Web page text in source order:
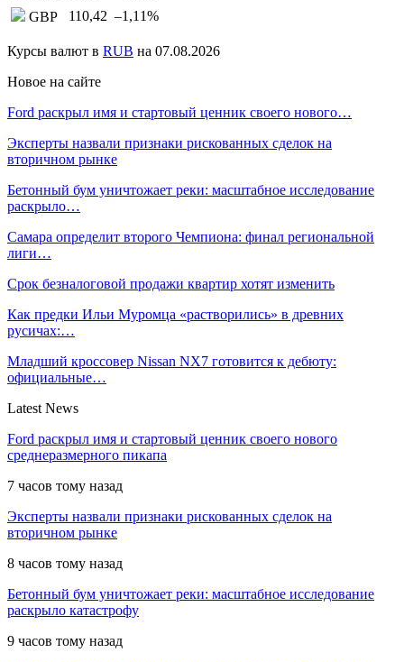
GBP
110,42 –1,11%
Курсы валют в RUB на 07.08.2026
Новое на сайте
Ford раскрыл имя и стартовый ценник своего нового…
Эксперты назвали признаки рискованных сделок на
вторичном рынке
Бетонный бум уничтожает реки: масштабное исследование
раскрыло…
Самара определит второго Чемпиона: финал региональной
лиги…
Срок безналоговой продажи квартир хотят изменить
Как предки Ильи Муромца «растворились» в древних
русичах:…
Младший кроссовер Nissan NX7 готовится к дебюту:
официальные…
Latest News
Ford раскрыл имя и стартовый ценник своего нового
среднеразмерного пикапа
7 часов тому назад
Эксперты назвали признаки рискованных сделок на
вторичном рынке
8 часов тому назад
Бетонный бум уничтожает реки: масштабное исследование
раскрыло катастрофу
9 часов тому назад